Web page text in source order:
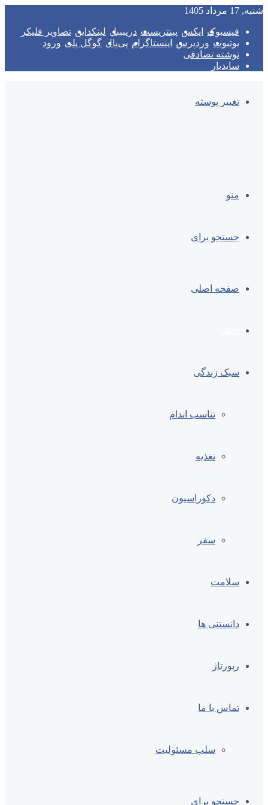
شنبه, 17 مرداد 1405
فیسبوک ایکس پینتریست دریبببل لینکداین تصاویر فلیکر
یوتیوب وردپرس اینستاگرام پی‌پال گوگل پلی
ورود
نوشته تصادفی
سایدبار
تغییر پوسته
منو
جستجو برای
صفحه اصلی
سبک زندگی
تناسب اندام
تغذیه
دکوراسیون
سفر
سلامت
دانستنی ها
رپورتاژ
تماس با ما
سلب مسئولیت
جستجو برای